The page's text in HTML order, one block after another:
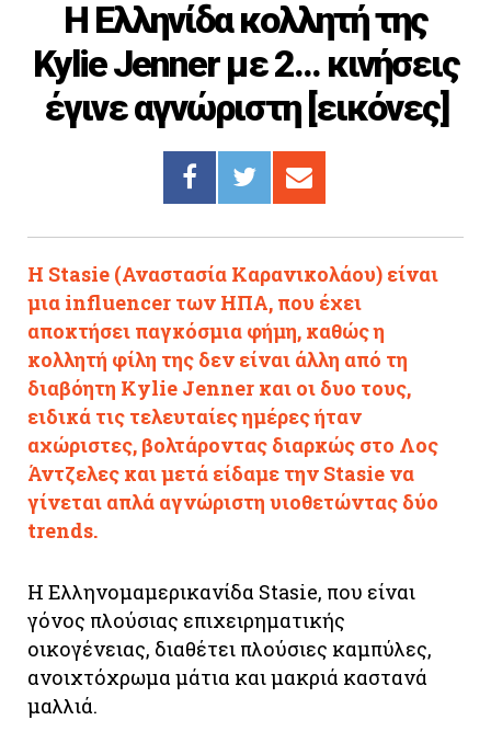
ΣΥΝΔΕΣΜΟΙ
Tv
H Ελληνίδα κολλητή της
Kylie Jenner με 2... κινήσεις
έγινε αγνώριστη [εικόνες]
H Stasie (Αναστασία Καρανικολάου) είναι
μια influencer των ΗΠΑ, που έχει
αποκτήσει παγκόσμια φήμη, καθώς η
κολλητή φίλη της δεν είναι άλλη από τη
διαβόητη Kylie Jenner και οι δυο τους,
ειδικά τις τελευταίες ημέρες ήταν
αχώριστες, βολτάροντας διαρκώς στο Λος
Άντζελες και μετά είδαμε την Stasie να
γίνεται απλά αγνώριστη υιοθετώντας δύο
trends.
H Ελληνομαμερικανίδα Stasie, που είναι
γόνος πλούσιας επιχειρηματικής
οικογένειας, διαθέτει πλούσιες καμπύλες,
ανοιχτόχρωμα μάτια και μακριά καστανά
μαλλιά.